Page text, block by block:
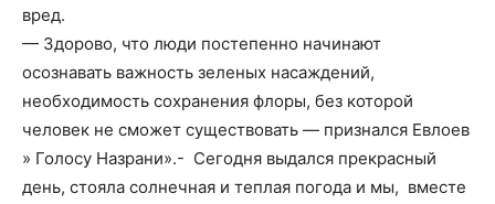
вред.
— Здорово, что люди постепенно начинают
осознавать важность зеленых насаждений,
необходимость сохранения флоры, без которой
человек не сможет существовать — признался Евлоев
» Голосу Назрани».- Сегодня выдался прекрасный
день, стояла солнечная и теплая погода и мы, вместе